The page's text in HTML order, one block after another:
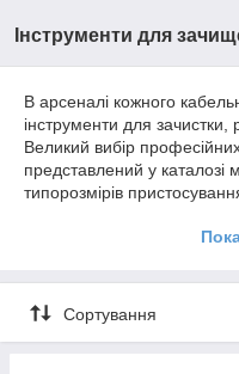
Інструменти для
В арсеналі кожного
інструменти для зачистки,
Великий вибір
представлений у каталозі
типорозмірів
маніпуляції зачистки,
Асортимент інструментів
кабелю становить
УКРЕМ», товари якої
Сортування